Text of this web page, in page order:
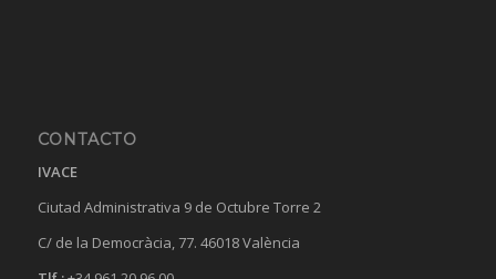
CONTACTO
IVACE
Ciutad Administrativa 9 de Octubre Torre 2
C/ de la Democràcia, 77. 46018 València